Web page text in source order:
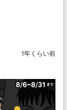
1年くらい前